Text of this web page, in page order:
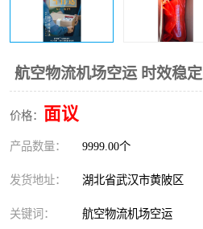
航空物流机场空运 时效稳定
价格： 面议
产品数量： 9999.00个
发货地址： 湖北省武汉市黄陂区
关键词： 航空物流机场空运